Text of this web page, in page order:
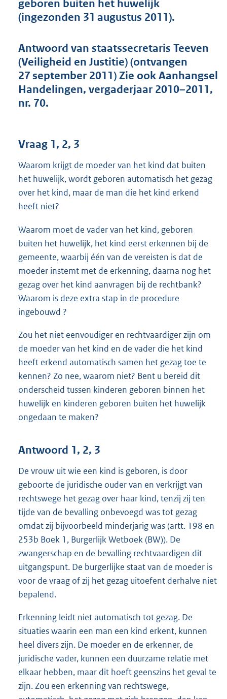
o
t
:
4
2
b
geboren buiten het huwelijk
(ingezonden 31 augustus 2011).
Antwoord van staatssecretaris Teeven
(Veiligheid en Justitie) (ontvangen
27 september 2011) Zie ook Aanhangsel
Handelingen, vergaderjaar 2010–2011,
nr. 70.
Vraag 1, 2, 3
Waarom krijgt de moeder van het kind dat buiten
het huwelijk, wordt geboren automatisch het gezag
over het kind, maar de man die het kind erkend
heeft niet?
Waarom moet de vader van het kind, geboren
buiten het huwelijk, het kind eerst erkennen bij de
gemeente, waarbij één van de vereisten is dat de
moeder instemt met de erkenning, daarna nog het
gezag over het kind aanvragen bij de rechtbank?
Waarom is deze extra stap in de procedure
ingebouwd ?
Zou het niet eenvoudiger en rechtvaardiger zijn om
de moeder van het kind en de vader die het kind
heeft erkend automatisch samen het gezag toe te
kennen? Zo nee, waarom niet? Bent u bereid dit
onderscheid tussen kinderen geboren binnen het
huwelijk en kinderen geboren buiten het huwelijk
ongedaan te maken?
Antwoord 1, 2, 3
De vrouw uit wie een kind is geboren, is door
geboorte de juridische ouder van en verkrijgt van
rechtswege het gezag over haar kind, tenzij zij ten
tijde van de bevalling onbevoegd was tot gezag
omdat zij bijvoorbeeld minderjarig was (artt. 198 en
253b Boek 1, Burgerlijk Wetboek (BW)). De
zwangerschap en de bevalling rechtvaardigen dit
uitgangspunt. De burgerlijke staat van de moeder is
voor de vraag of zij het gezag uitoefent derhalve niet
bepalend.
Erkenning leidt niet automatisch tot gezag. De
situaties waarin een man een kind erkent, kunnen
heel divers zijn. De moeder en de erkenner, de
juridische vader, kunnen een duurzame relatie met
elkaar hebben, maar dit hoeft geenszins het geval te
zijn. Zou een erkenning van rechtswege,